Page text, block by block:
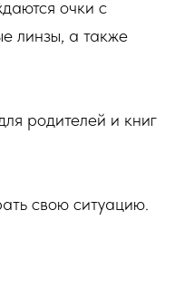
очки с
линзы, а также
родителей и книг
свою ситуацию.